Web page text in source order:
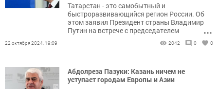
Татарстан - это самобытный и
быстроразвивающийся регион России. Об
этом заявил Президент страны Владимир
Путин на встрече с председателем
Китайской народной республики Си
...
22 октября 2024, 19:09 2042 0 0
Абдолреза Пазуки: Казань ничем не
уступает городам Европы и Азии